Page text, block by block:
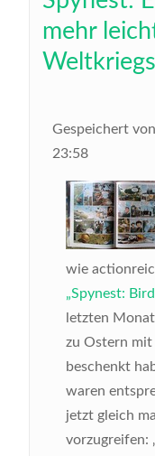
mehr
Gespeichert von
23:58
wie
„Spynest:
letzten
zu Ostern mit
beschenkt
waren
jetzt gleich
vorzugreifen: